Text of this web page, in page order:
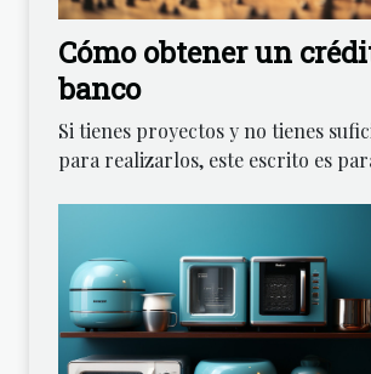
Cómo obtener un
banco
Si tienes proyectos y no tienes
para realizarlos, este escrito es